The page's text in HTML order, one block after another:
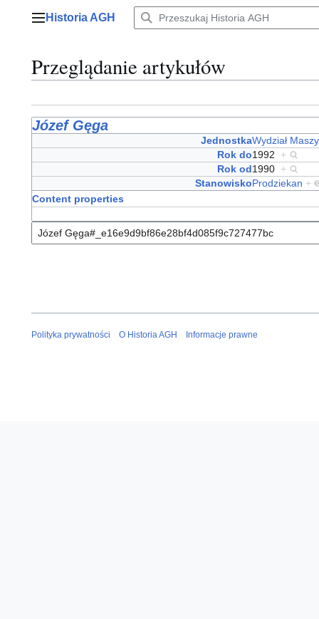
Menu główne
Historia AGH
Przeglądanie artykułów
Józef Gęga
JednostkaWydział
Rok do1992
+
Rok od1990 +
StanowiskoProdziekan +
Content properties
Polityka prywatności O Historia AGH Informacje prawne